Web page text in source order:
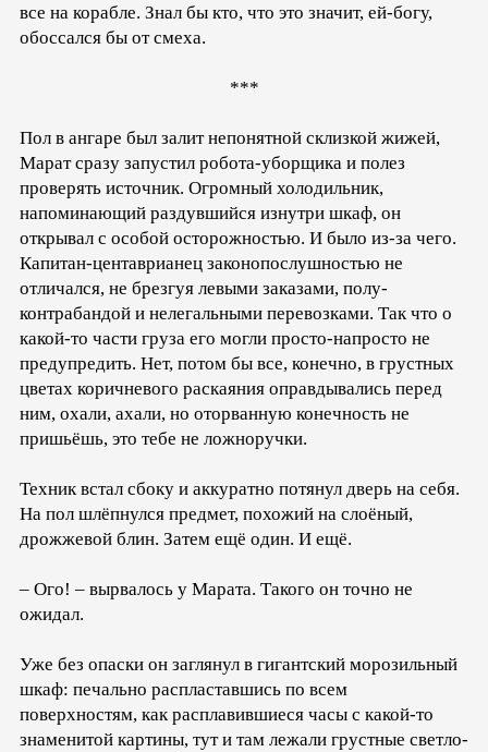
все на корабле. Знал бы кто, что это значит, ей-богу,
обоссался бы от смеха.
***
Пол в ангаре был залит непонятной склизкой жижей,
Марат сразу запустил робота-уборщика и полез
проверять источник. Огромный холодильник,
напоминающий раздувшийся изнутри шкаф, он
открывал с особой осторожностью. И было из-за чего.
Капитан-центаврианец законопослушностью не
отличался, не брезгуя левыми заказами, полу-
контрабандой и нелегальными перевозками. Так что о
какой-то части груза его могли просто-напросто не
предупредить. Нет, потом бы все, конечно, в грустных
цветах коричневого раскаяния оправдывались перед
ним, охали, ахали, но оторванную конечность не
пришьёшь, это тебе не ложноручки.
Техник встал сбоку и аккуратно потянул дверь на себя.
На пол шлёпнулся предмет, похожий на слоёный,
дрожжевой блин. Затем ещё один. И ещё.
– Ого! – вырвалось у Марата. Такого он точно не
ожидал.
Уже без опаски он заглянул в гигантский морозильный
шкаф: печально распластавшись по всем
поверхностям, как расплавившиеся часы с какой-то
знаменитой картины, тут и там лежали грустные светло-